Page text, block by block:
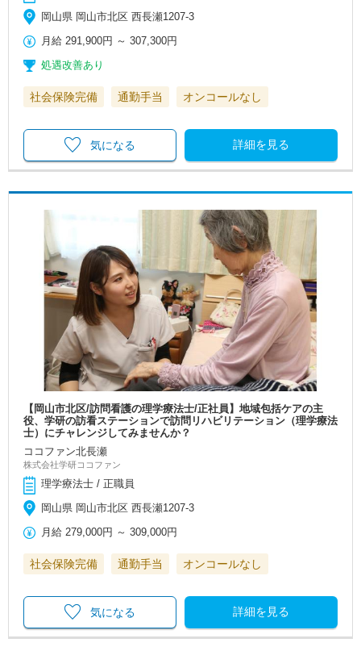
岡山県 岡山市北区 西長瀬1207-3
月給 291,900円 ～307,300円
処遇改善あり
社会保険完備 通勤手当 オンコールなし
詳細を見る
気になる
【岡山市北区/訪問看護の理学療法士/正社員】地域包括ケアの主
役、学研の訪看ステーションで訪問リハビリテーション（理学療法
士）にチャレンジしてみませんか？
ココファン北長瀬
株式会社学研ココファン
理学療法士 / 正職員
岡山県 岡山市北区 西長瀬1207-3
月給 279,000円 ～309,000円
社会保険完備 通勤手当 オンコールなし
詳細を見る
気になる